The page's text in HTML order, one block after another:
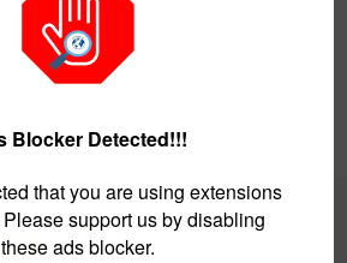
0
Blocker Detected!!!
that you are using extensions
support us by disabling
these ads blocker.